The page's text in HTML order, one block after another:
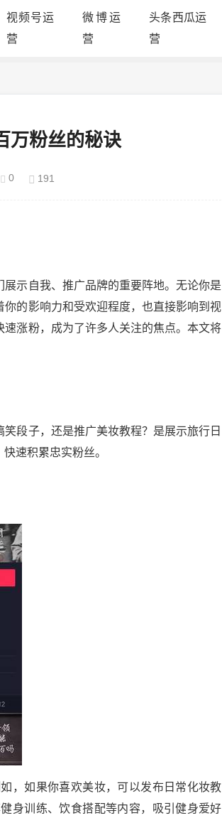
视频号运
营
微博运
营
头条西瓜运
营
万粉丝的秘诀
0 191
示自我、推广品牌的重要阵地。无论你是
的影响力和受欢迎程度，也直接影响到视
涨粉，成为了许多人关注的焦点。本文将
段子，还是推广美妆教程？是展示旅行日
速积累忠实粉丝。
，如果你喜欢美妆，可以发布日常化妆教
身训练、饮食搭配等内容，吸引健身爱好